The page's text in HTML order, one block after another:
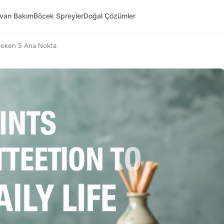
BakımBöcek SpreylerDoğal Çözümler
5 Ana Nokta